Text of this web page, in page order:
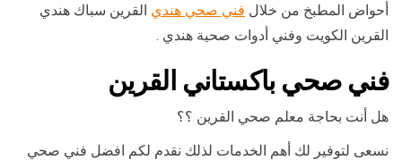
أحواض المطبخ من خلال فني صحي هندي القرين سباك هندي
القرين الكويت وفني أدوات صحية هندي .
فني صحي باكستاني القرين
هل أنت بحاجة معلم صحي القرين ؟؟
نسعى لتوفير لك أهم الخدمات لذلك نقدم لكم افضل فني صحي